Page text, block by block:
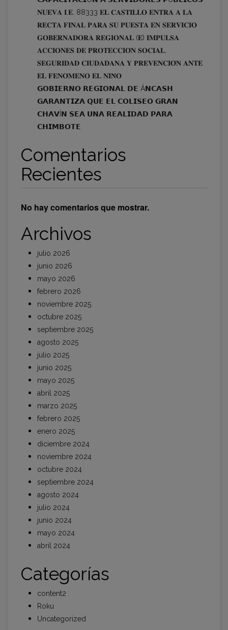
𝐍𝐔𝐄𝐕𝐀 𝐈.𝐄. 88333 𝐄𝐋 𝐂𝐀𝐒𝐓𝐈𝐋𝐋𝐎 𝐄𝐍𝐓𝐑𝐀 𝐀 𝐋𝐀
𝐑𝐄𝐂𝐓𝐀 𝐅𝐈𝐍𝐀𝐋 𝐏𝐀𝐑𝐀 𝐒𝐔 𝐏𝐔𝐄𝐒𝐓𝐀 𝐄𝐍 𝐒𝐄𝐑𝐕𝐈𝐂𝐈𝐎
𝐆𝐎𝐁𝐄𝐑𝐍𝐀𝐃𝐎𝐑𝐀 𝐑𝐄𝐆𝐈𝐎𝐍𝐀𝐋 (𝐄) 𝐈𝐌𝐏𝐔𝐋𝐒𝐀
𝐀𝐂𝐂𝐈𝐎𝐍𝐄𝐒 𝐃𝐄 𝐏𝐑𝐎𝐓𝐄𝐂𝐂𝐈𝐎́𝐍 𝐒𝐎𝐂𝐈𝐀𝐋,
𝐒𝐄𝐆𝐔𝐑𝐈𝐃𝐀𝐃 𝐂𝐈𝐔𝐃𝐀𝐃𝐀𝐍𝐀 𝐘 𝐏𝐑𝐄𝐕𝐄𝐍𝐂𝐈𝐎́𝐍 𝐀𝐍𝐓𝐄
𝐄𝐋 𝐅𝐄𝐍𝐎́𝐌𝐄𝐍𝐎 𝐄𝐋 𝐍𝐈𝐍̃𝐎
𝗚𝗢𝗕𝗜𝗘𝗥𝗡𝗢 𝗥𝗘𝗚𝗜𝗢𝗡𝗔𝗟 𝗗𝗘 Á𝗡𝗖𝗔𝗦𝗛
𝗚𝗔𝗥𝗔𝗡𝗧𝗜𝗭𝗔 𝗤𝗨𝗘 𝗘𝗟 𝗖𝗢𝗟𝗜𝗦𝗘𝗢 𝗚𝗥𝗔𝗡
𝗖𝗛𝗔𝗩Í𝗡 𝗦𝗘𝗔 𝗨𝗡𝗔 𝗥𝗘𝗔𝗟𝗜𝗗𝗔𝗗 𝗣𝗔𝗥𝗔
𝗖𝗛𝗜𝗠𝗕𝗢𝗧𝗘
Comentarios
Recientes
No hay comentarios que mostrar.
Archivos
julio 2026
junio 2026
mayo 2026
febrero 2026
noviembre 2025
octubre 2025
septiembre 2025
agosto 2025
julio 2025
junio 2025
mayo 2025
abril 2025
marzo 2025
febrero 2025
enero 2025
diciembre 2024
noviembre 2024
octubre 2024
septiembre 2024
agosto 2024
julio 2024
junio 2024
mayo 2024
abril 2024
Categorías
content2
Roku
Uncategorized